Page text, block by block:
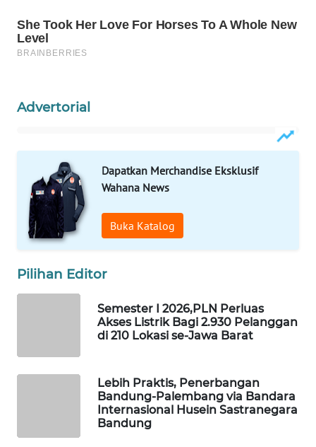
Advertorial
Dapatkan Merchandise Eksklusif
Wahana News
Buka Katalog
Pilihan Editor
Semester I 2026,PLN Perluas
Akses Listrik Bagi 2.930 Pelanggan
di 210 Lokasi se-Jawa Barat
Lebih Praktis, Penerbangan
Bandung-Palembang via Bandara
Internasional Husein Sastranegara
Bandung
WAHANA
SPORT
UMKM
WAHANA
SELEB
WAHANA
PERSONA
WAHANA
OTOMOTIF
WAHANA
DESA
WAHANA